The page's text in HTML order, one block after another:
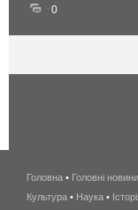
0
Головна • Головні новини
Культура • Наука •